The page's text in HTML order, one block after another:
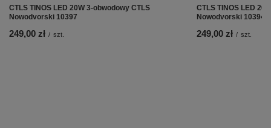
CTLS TINOS LED 20W 3-obwodowy CTLS
Nowodvorski 10397
249,00 zł / szt.
CTLS TINOS LED
Nowodvorski 10394
249,00 zł / szt.